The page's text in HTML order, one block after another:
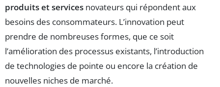
produits et services novateurs qui répondent aux
besoins des consommateurs. L’innovation peut
prendre de nombreuses formes, que ce soit
l’amélioration des processus existants, l’introduction
de technologies de pointe ou encore la création de
nouvelles niches de marché.